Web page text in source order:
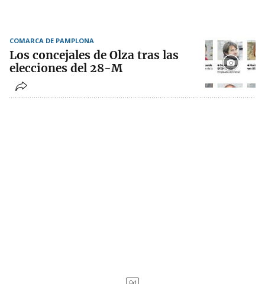
COMARCA DE PAMPLONA
Los concejales de Olza tras las
elecciones del 28-M